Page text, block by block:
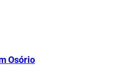
Osório